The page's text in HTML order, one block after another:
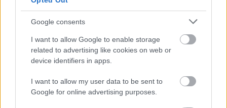
Google consents
I want to allow Google to enable storage
related to advertising like cookies on web or
device identifiers in apps.
I want to allow my user data to be sent to
Google for online advertising purposes.